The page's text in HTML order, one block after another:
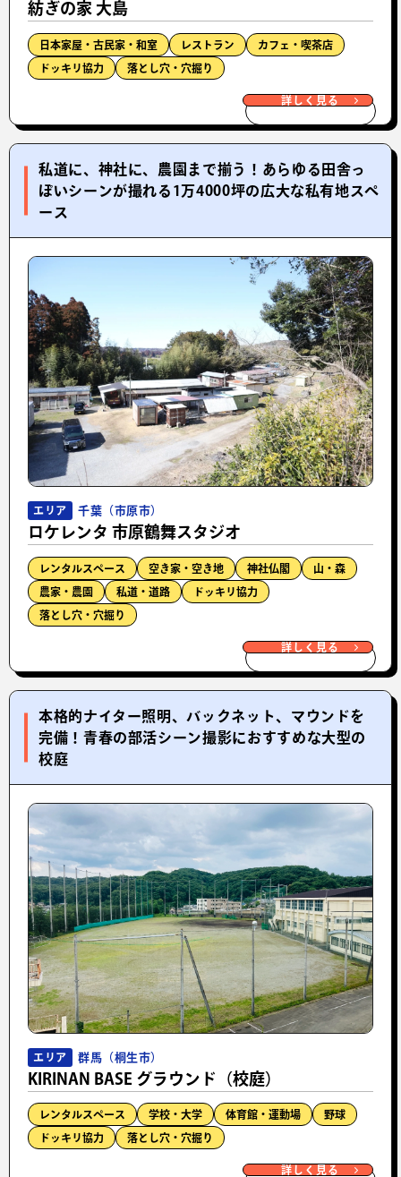
紡ぎの家 大島
日本家屋・古民家・和室 レストラン カフェ・喫茶店
ドッキリ協力 落とし穴・穴掘り
詳しく見る
私道に、神社に、農園まで揃う！あらゆる田舎っ
ぽいシーンが撮れる1万4000坪の広大な私有地スペ
ース
エリア 千葉（市原市）
ロケレンタ 市原鶴舞スタジオ
レンタルスペース 空き家・空き地 神社仏閣 山・森
農家・農園 私道・道路 ドッキリ協力
落とし穴・穴掘り
詳しく見る
本格的ナイター照明、バックネット、マウンドを
完備！青春の部活シーン撮影におすすめな大型の
校庭
エリア 群馬（桐生市）
KIRINAN BASE グラウンド（校庭）
レンタルスペース 学校・大学 体育館・運動場 野球
ドッキリ協力 落とし穴・穴掘り
詳しく見る